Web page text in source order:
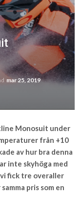
mar 25, 2019
Monosuit under
från +10
av hur bra denna
inte skyhöga med
fick tre overaller
pris som en